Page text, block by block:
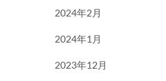
2024年2月
2024年1月
2023年12月